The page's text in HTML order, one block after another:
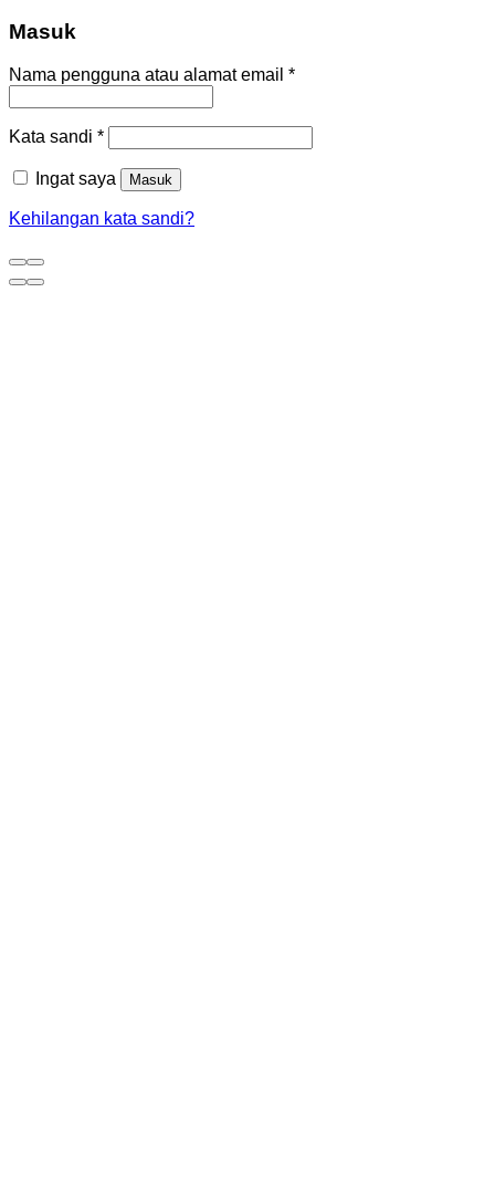
Masuk
Nama pengguna atau alamat email *
Kata sandi *
Ingat saya Masuk
Kehilangan kata sandi?